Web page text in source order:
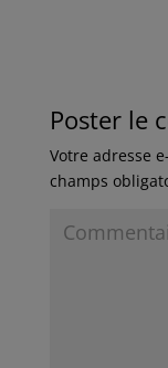
Poster le
Votre adresse
champs